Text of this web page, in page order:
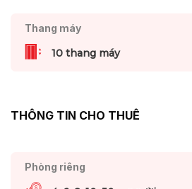
Thang máy
10 thang máy
THÔNG TIN CHO THUÊ
Phòng riêng